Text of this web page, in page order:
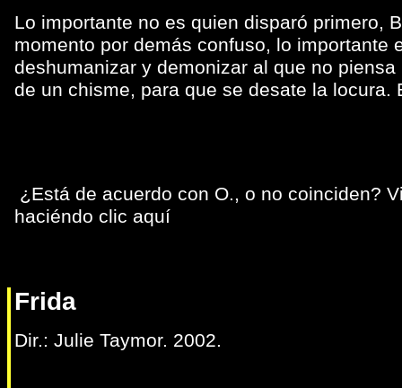
Lo importante no es quien disparó primero,
momento por demás confuso, lo importante
deshumanizar y demonizar al que no
de un chisme, para que se desate la
¿Está de acuerdo con O., o no coinciden?
haciéndo clic aquí
Frida
Dir.: Julie Taymor. 2002.